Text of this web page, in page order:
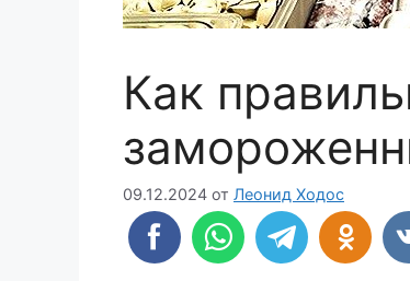
Как
09.12.2024 от Леонид Ходос